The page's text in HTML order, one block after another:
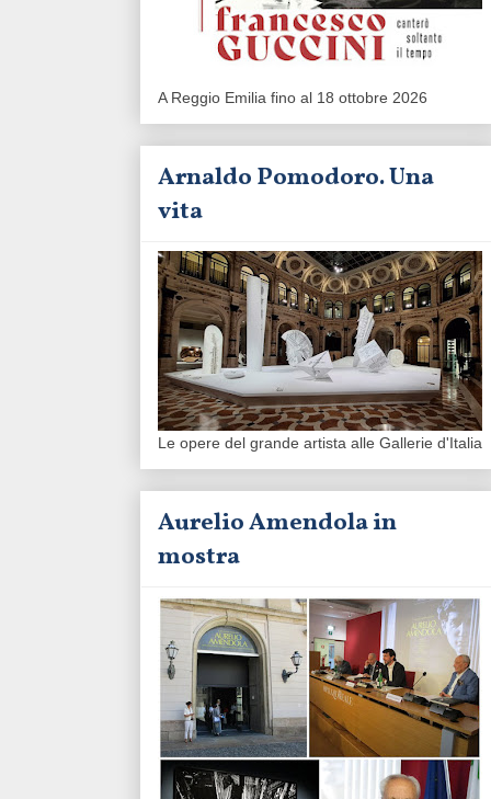
A Reggio Emilia fino al 18 ottobre 2026
Arnaldo Pomodoro. Una
vita
Le opere del grande artista alle Gallerie d'Italia
Aurelio Amendola in
mostra